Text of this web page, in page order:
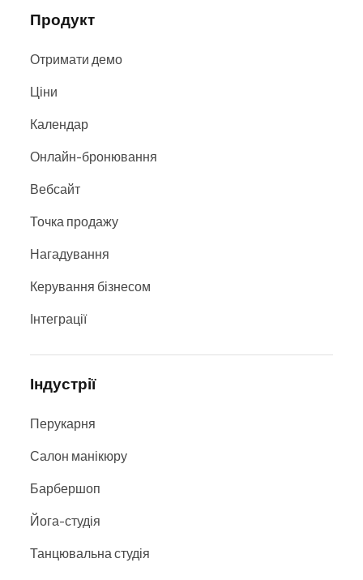
Продукт
Отримати демо
Ціни
Календар
Онлайн-бронювання
Вебсайт
Точка продажу
Нагадування
Керування бізнесом
Інтеграції
Індустрії
Перукарня
Салон манікюру
Барбершоп
Йога-студія
Танцювальна студія